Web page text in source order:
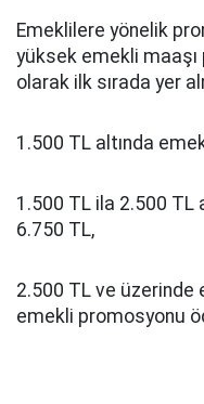
Emeklilere yönelik
yüksek emekli
olarak ilk sırada yer
1.500 TL altında
1.500 TL ila 2.500 TL
6.750 TL,
2.500 TL ve üzerinde
emekli promosyonu